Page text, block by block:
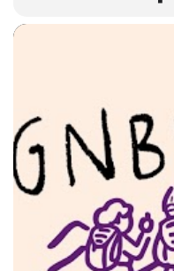
Eller send en melding
29
Oppmøte:
Rohdeløkken Kafe,
Klokken 12.00